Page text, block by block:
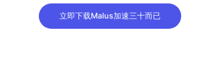
立即下载Malus加速三十而已